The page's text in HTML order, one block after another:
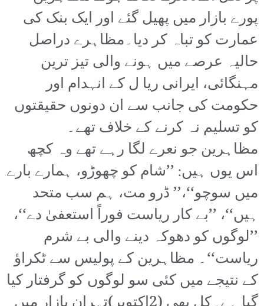
پورے بازار میں پھیل گئے اور ایک بنک کی
عمارت کو تباہ کر دیا۔مظاہرے دراصل
حالیہ عرصے میں ہونے والی تیز ترین
مہنگائی، ایرانی ریا ل کے انہدام اور
حکومت کی جانب سے ان دونوں حقیقتوں
کو تسلیم نہ کرنے کے خلاف تھے۔
مظاہرین جو نعرے لگا رہے تھے وہ کچھ
اس یوں ہیں: ’’شام کو چھوڑو، ہمارے بارے
میں سوچو‘‘،’’ ڈرو مت، ہم سب متحد
ہیں‘‘، ’’بے کار ریاست فوراً استعفیٰ دے‘‘،
’’لوگوں کو دھوکہ دینے والی بے شرم
ریاست‘‘۔ مظاہرین کے پولیس سے ٹکراؤ
کے نتیجے میں کئی سو لوگوں کو گرفتار کیا